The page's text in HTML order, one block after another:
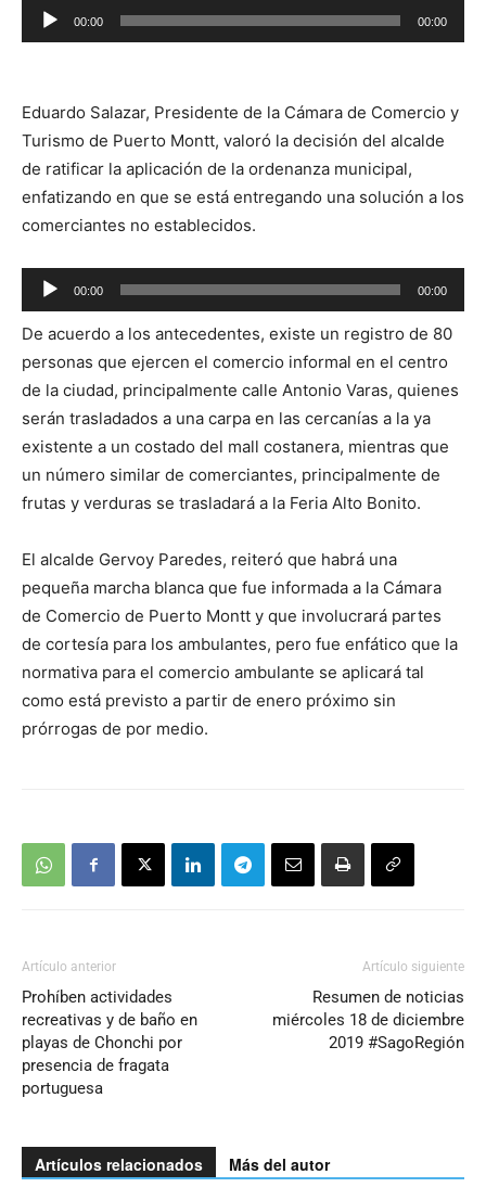
Reproductor
de
00:00 00:00
Eduardo Salazar, Presidente de la Cámara de Comercio y
Turismo de Puerto Montt, valoró la decisión del alcalde
de ratificar la aplicación de la ordenanza municipal,
enfatizando en que se está entregando una solución a los
comerciantes no establecidos.
Reproductor
de
audio
00:00 00:00
De acuerdo a los antecedentes, existe un registro de 80
personas que ejercen el comercio informal en el centro
de la ciudad, principalmente calle Antonio Varas, quienes
serán trasladados a una carpa en las cercanías a la ya
existente a un costado del mall costanera, mientras que
un número similar de comerciantes, principalmente de
frutas y verduras se trasladará a la Feria Alto Bonito.
El alcalde Gervoy Paredes, reiteró que habrá una
pequeña marcha blanca que fue informada a la Cámara
de Comercio de Puerto Montt y que involucrará partes
de cortesía para los ambulantes, pero fue enfático que la
normativa para el comercio ambulante se aplicará tal
como está previsto a partir de enero próximo sin
prórrogas de por medio.
Artículo anterior
Prohíben actividades
recreativas y de baño en
playas de Chonchi por
presencia de fragata
portuguesa
Artículo siguiente
Resumen de noticias
miércoles 18 de diciembre
2019 #SagoRegión
Artículos relacionados Más del autor